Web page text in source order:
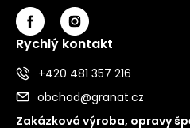
Rychlý kontakt
+420 481 357 216
obchod@granat.cz
Zakázková výroba, opravy